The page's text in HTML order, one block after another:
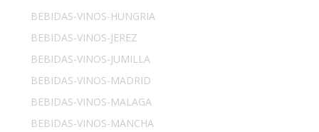
BEBIDAS-VINOS-HUNGRIA
BEBIDAS-VINOS-JEREZ
BEBIDAS-VINOS-JUMILLA
BEBIDAS-VINOS-MADRID
BEBIDAS-VINOS-MALAGA
BEBIDAS-VINOS-MANCHA